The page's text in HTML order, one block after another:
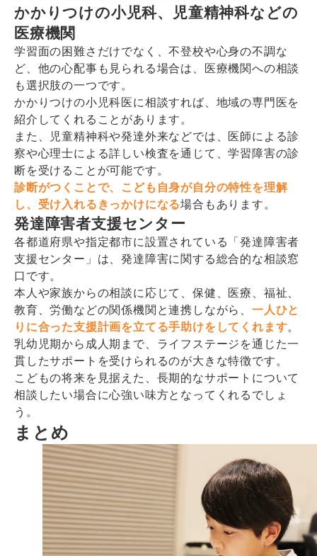
かかりつけの小児科、児童精神科などの
医療機関
学習面の困難さだけでなく、不登校や心身の不調な
ど、他の心配事も見られる場合は、医療機関への相談
も選択肢の一つです。
かかりつけの小児科医に相談すれば、地域の専門医を
紹介してくれることがあります。
また、児童精神科や発達外来などでは、医師による診
察や心理士による詳しい検査を通じて、学習障害の診
断を受けることが可能です。
診断がつくことで、こども自身が自分の特性を理解
し、受け入れるきっかけになる場合もあります。
発達障害者支援センター
各都道府県や指定都市に設置されている「発達障害者
支援センター」は、発達障害に関する総合的な相談窓
口です。
本人や家族からの相談に応じて、保健、医療、福祉、
教育、労働などの関係機関と連携しながら、 一人ひと
りに合った支援計画を立てる手助けをしてくれます。
乳幼児期から成人期まで、ライフステージを通じた一
貫したサポートを受けられるのが大きな特徴です。
こどもの将来を見据えた、長期的なサポートについて
相談したい場合に心強い味方となってくれるでしょ
う。
まとめ